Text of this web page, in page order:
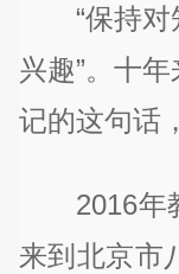
“保持对
兴趣”。十
记的这句话
2016年教
来到北京市